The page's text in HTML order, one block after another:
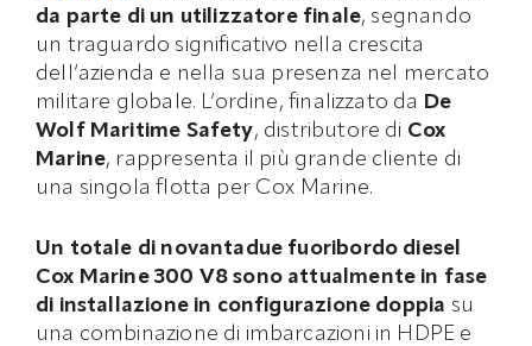
da parte di un utilizzatore finale, segnando
un traguardo significativo nella crescita
dell’azienda e nella sua presenza nel mercato
militare globale. L’ordine, finalizzato da De
Wolf Maritime Safety, distributore di Cox
Marine, rappresenta il più grande cliente di
una singola flotta per Cox Marine.
Un totale di novantadue fuoribordo diesel
Cox Marine 300 V8 sono attualmente in fase
di installazione in configurazione doppia su
una combinazione di imbarcazioni in HDPE e